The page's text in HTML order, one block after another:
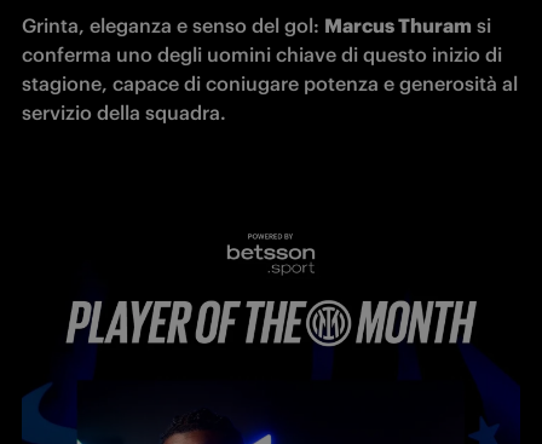
Grinta, eleganza e senso del gol: Marcus Thuram si
conferma uno degli uomini chiave di questo inizio di
stagione, capace di coniugare potenza e generosità al
servizio della squadra.